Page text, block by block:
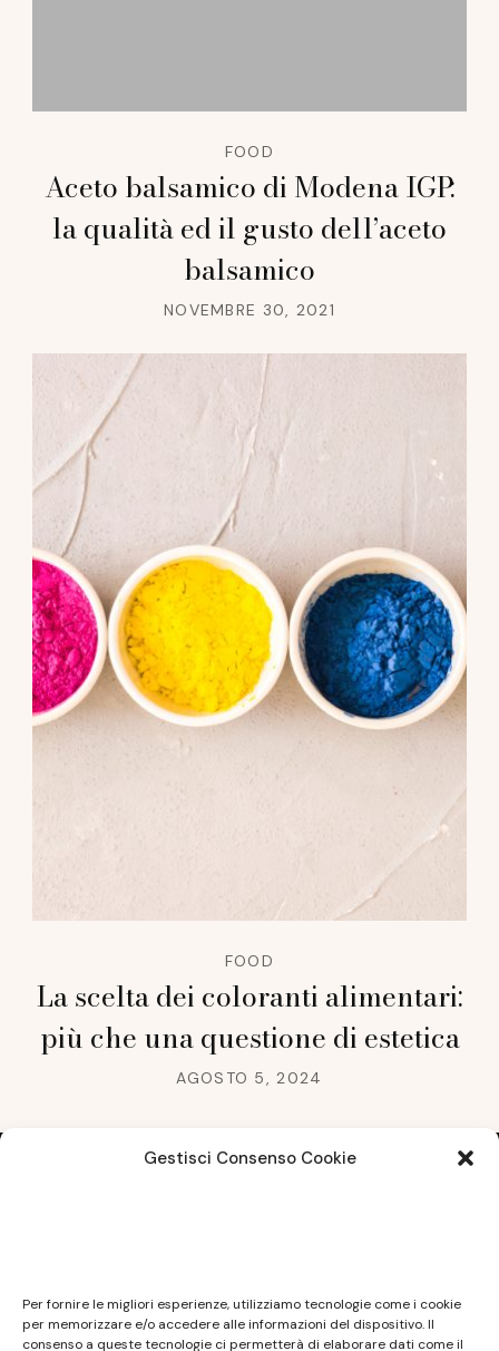
Gestisci Consenso Cookie
Per fornire le migliori esperienze, utilizziamo tecnologie come i cookie
per memorizzare e/o accedere alle informazioni del dispositivo. Il
consenso a queste tecnologie ci permetterà di elaborare dati come il
FOOD
Aceto balsamico di Modena IGP:
la qualità ed il gusto dell’aceto
balsamico
NOVEMBRE 30, 2021
FOOD
La scelta dei coloranti alimentari:
più che una questione di estetica
AGOSTO 5, 2024
non ha carattere periodico essendo aggiornato